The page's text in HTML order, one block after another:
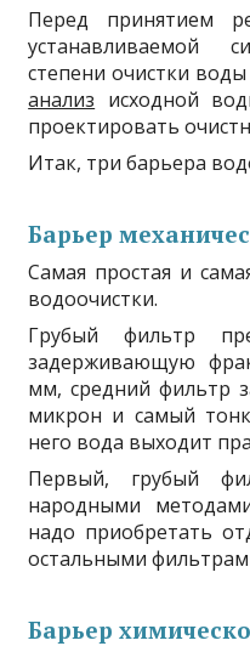
Перед принятием
устанавливаемой
степени очистки
анализ исходной
проектировать
Итак, три барьера
Барьер
Самая простая и
водоочистки.
Грубый фильтр
задерживающую
мм, средний фильтр
микрон и самый
него вода выходит
Первый, грубый
народными
надо приобретать
остальными
Барьер